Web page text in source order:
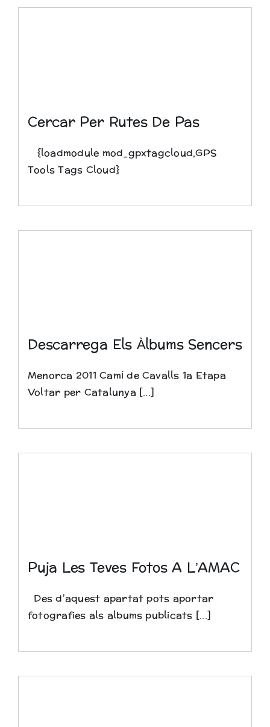
Cercar Per Rutes De Pas
{loadmodule mod_gpxtagcloud,GPS
Tools Tags Cloud}
Descarrega Els Àlbums Sencers
Menorca 2011 Camí de Cavalls 1a Etapa
Voltar per Catalunya [...]
Puja Les Teves Fotos A L’AMAC
Des d’aquest apartat pots aportar
fotografies als albums publicats [...]